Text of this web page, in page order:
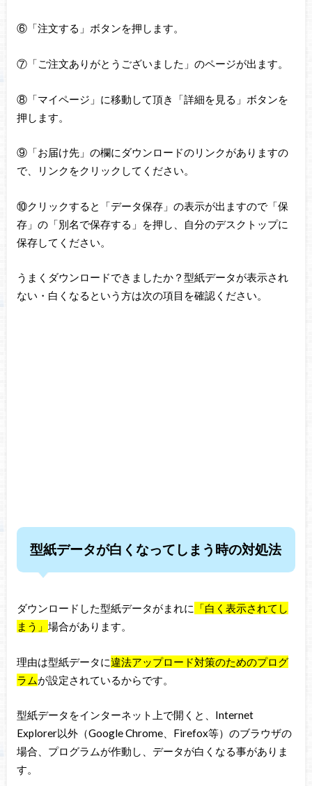
⑥「注文する」ボタンを押します。
⑦「ご注文ありがとうございました」のページが出ます。
⑧「マイページ」に移動して頂き「詳細を見る」ボタンを
押します。
⑨「お届け先」の欄にダウンロードのリンクがありますの
で、リンクをクリックしてください。
⑩クリックすると「データ保存」の表示が出ますので「保
存」の「別名で保存する」を押し、自分のデスクトップに
保存してください。
うまくダウンロードできましたか？型紙データが表示され
ない・白くなるという方は次の項目を確認ください。
型紙データが白くなってしまう時の対処法
ダウンロードした型紙データがまれに 「白く表示されてし
まう」 場合があります。
理由は型紙データに違法アップロード対策のためのプログ
ラムが設定されているからです。
型紙データをインターネット上で開くと、Internet
Explorer以外（Google Chrome、Firefox等）のブラウザの
場合、プログラムが作動し、データが白くなる事がありま
す。